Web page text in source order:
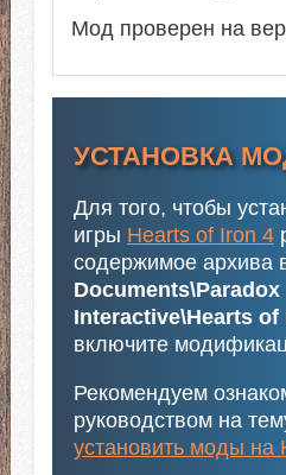
Мод проверен на
УСТАНОВКА
Для того, чтобы
игры Hearts of Iron 4
содержимое архива
Documents\Paradox
Interactive\Hearts of
включите
Рекомендуем
руководством на
установить моды на